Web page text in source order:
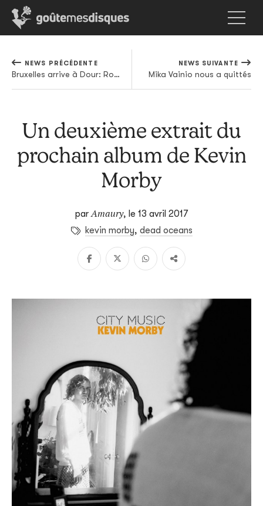
NEWS PRÉCÉDENTE
Bruxelles arrive à Dour: Roméo Elvis, Caballero et JeanJass reçoivent les clés de la Last Arena le temps d'un soir
NEWS SUIVANTE
Mika Vainio nous a quittés
Un deuxième extrait du
prochain album de Kevin
Morby
parAmaury, le 13 avril 2017
kevin morby, dead oceans